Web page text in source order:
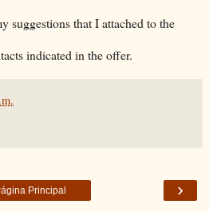
suggestions that I attached to the
indicated in the offer.
›
Principal